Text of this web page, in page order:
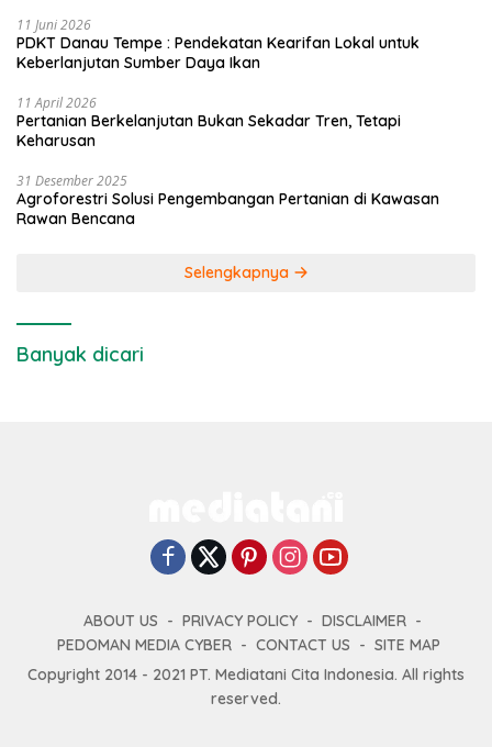
11 Juni 2026
PDKT Danau Tempe : Pendekatan Kearifan Lokal untuk
Keberlanjutan Sumber Daya Ikan
11 April 2026
Pertanian Berkelanjutan Bukan Sekadar Tren, Tetapi
Keharusan
31 Desember 2025
Agroforestri Solusi Pengembangan Pertanian di Kawasan
Rawan Bencana
Selengkapnya
Banyak dicari
ABOUT US PRIVACY POLICY
DISCLAIMER
PEDOMAN MEDIA CYBER
CONTACT US
SITE MAP
Copyright 2014 - 2021 PT. Mediatani Cita Indonesia. All rights
reserved.